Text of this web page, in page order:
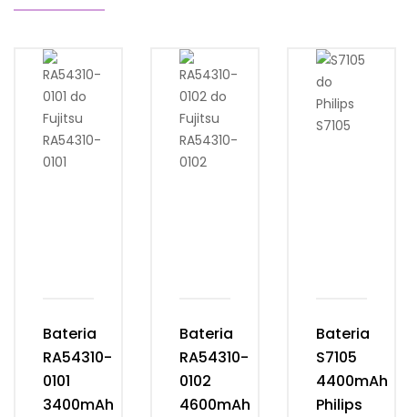
Bateria
RA54310-
0101
3400mAh
Bateria
RA54310-
0102
4600mAh
Bateria
S7105
4400mAh
Philips